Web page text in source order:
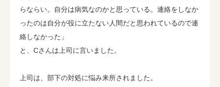
らならい。自分は病気なのかと思っている。連絡をしなか
ったのは自分が役に立たない人間だと思われているので連
絡しなかった」
と、Cさんは上司に言いました。
上司は、部下の対処に悩み来所されました。